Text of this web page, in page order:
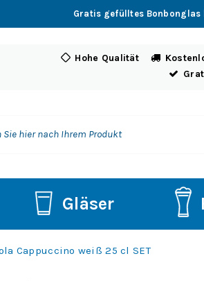
Gratis gefülltes Bonbonglas
Hohe Qualität
Gläser
Cappuccino weiß 25 cl SET